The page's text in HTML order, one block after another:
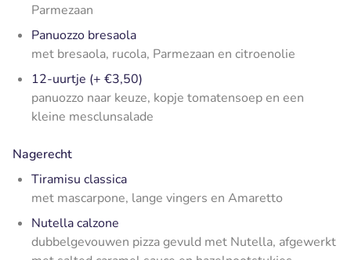
Parmezaan
Panuozzo bresaola
met bresaola, rucola, Parmezaan en citroenolie
12-uurtje (+ €3,50)
panuozzo naar keuze, kopje tomatensoep en een
kleine mesclunsalade
Nagerecht
Tiramisu classica
met mascarpone, lange vingers en Amaretto
Nutella calzone
dubbelgevouwen pizza gevuld met Nutella, afgewerkt